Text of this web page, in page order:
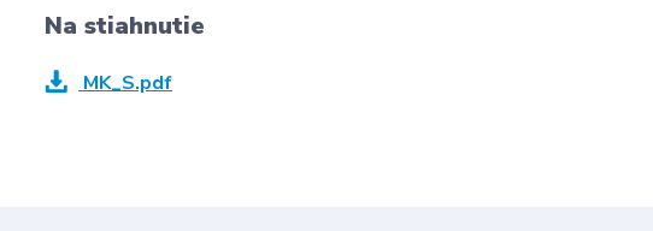
Na stiahnutie
MK_S.pdf